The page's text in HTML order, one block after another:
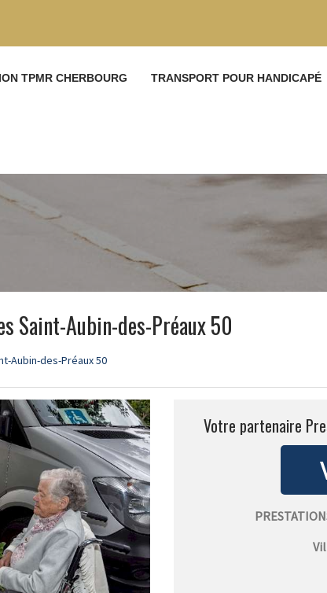
TPMR CHERBOURG TRANSPORT POUR HANDICAPÉ
Saint-Aubin-des-Préaux 50
Aubin-des-Préaux 50
Votre partenaire